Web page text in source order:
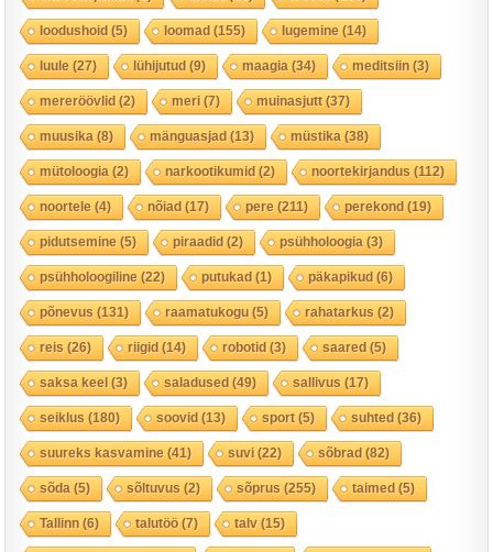
loodushoid(5) loomad(155) lugemine (14)
luule (27) lühijutud(9) maagia (34) meditsiin(3)
mereröövlid(2) meri(7) muinasjutt(37)
muusika (8) mänguasjad(13) müstika (38)
mütoloogia (2) narkootikumid(2) noortekirjandus (112)
noortele (4) nõiad(17) pere (211) perekond(19)
pidutsemine (5) piraadid(2) psühholoogia (3)
psühholoogiline (22) putukad(1) päkapikud(6)
põnevus (131) raamatukogu(5) rahatarkus (2)
reis (26) riigid(14) robotid(3) saared(5)
saksa keel(3) saladused(49) sallivus (17)
seiklus (180) soovid(13) sport(5) suhted(36)
suureks kasvamine (41) suvi(22) sõbrad(82)
sõda (5) sõltuvus (2) sõprus (255) taimed(5)
Tallinn(6) talutöö(7) talv(15)